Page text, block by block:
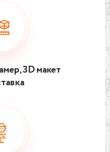
3D макет